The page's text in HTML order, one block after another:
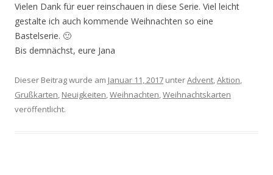
Vielen Dank für euer reinschauen in diese Serie. Viel leicht
gestalte ich auch kommende Weihnachten so eine
Bastelserie. 🙂
Bis demnächst, eure Jana
Dieser Beitrag wurde am Januar 11, 2017 unterAdvent,Aktion,
Grußkarten, Neuigkeiten,Weihnachten,Weihnachtskarten
veröffentlicht.